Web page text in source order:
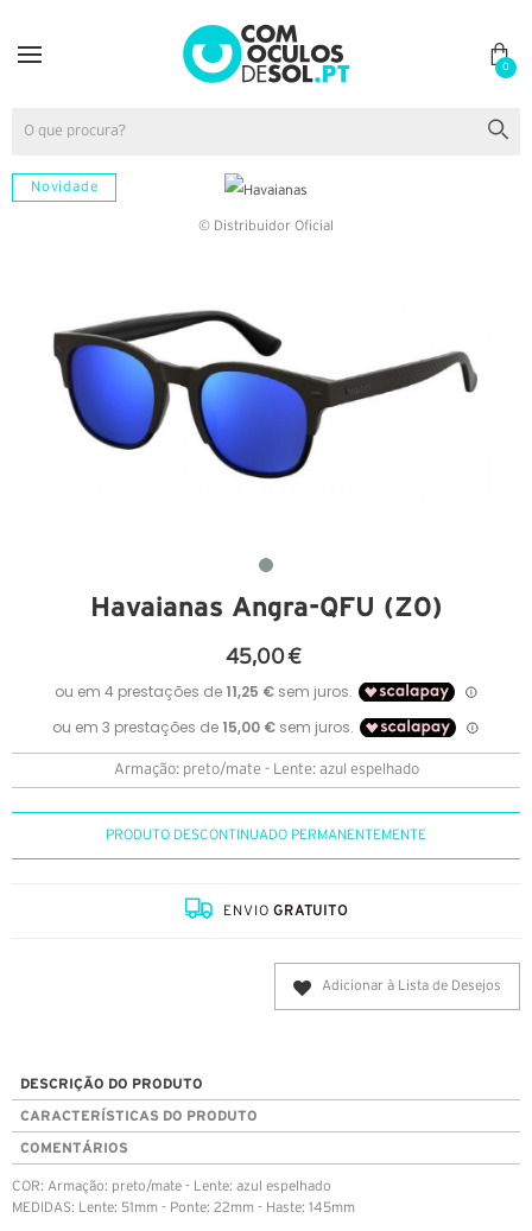
0
© Distribuidor Oficial
Novidade
Havaianas Angra-QFU (Z0)
45,00 €
Armação: preto/mate - Lente: azul espelhado
PRODUTO DESCONTINUADO PERMANENTEMENTE
ENVIOGRATUITO
Adicionar à Lista de Desejos
DESCRIÇÃO DO PRODUTO
CARACTERÍSTICAS DO PRODUTO
COMENTÁRIOS
COR: Armação: preto/mate - Lente: azul espelhado
MEDIDAS: Lente: 51mm - Ponte: 22mm - Haste: 145mm